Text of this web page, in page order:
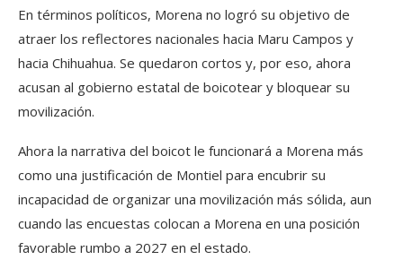
En términos políticos, Morena no logró su objetivo de
atraer los reflectores nacionales hacia Maru Campos y
hacia Chihuahua. Se quedaron cortos y, por eso, ahora
acusan al gobierno estatal de boicotear y bloquear su
movilización.
Ahora la narrativa del boicot le funcionará a Morena más
como una justificación de Montiel para encubrir su
incapacidad de organizar una movilización más sólida, aun
cuando las encuestas colocan a Morena en una posición
favorable rumbo a 2027 en el estado.